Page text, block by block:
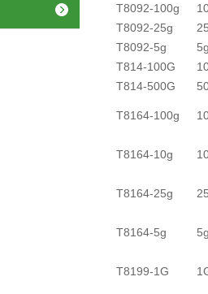
T8092-100g
T8092-25g
T8092-5g
T814-100G
T814-500G
T8164-100g
T8164-10g
T8164-25g
T8164-5g
T8199-1G